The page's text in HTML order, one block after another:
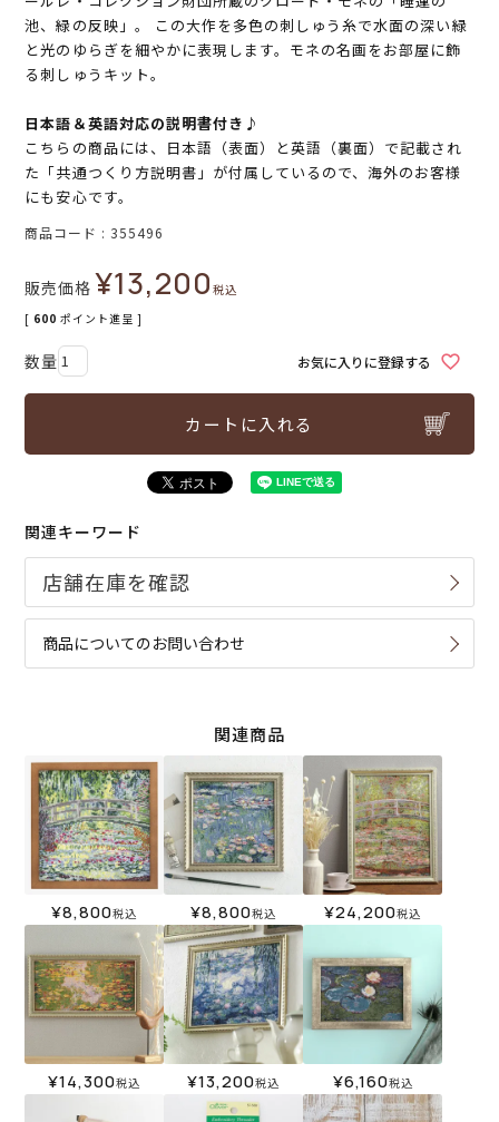
池、緑の反映」。 この大作を多色の刺しゅう糸で水面の深い緑
と光のゆらぎを細やかに表現します。モネの名画をお部屋に飾
る刺しゅうキット。
日本語＆英語対応の説明書付き♪
こちらの商品には、日本語（表面）と英語（裏面）で記載され
た「共通つくり方説明書」が付属しているので、海外のお客様
にも安心です。
商品コード 355496
販売価格 ¥13,200税込
[ 600 ポイント進呈 ]
お気に入りに登録する
カートに入れる
関連キーワード
商品についてのお問い合わせ
関連商品
¥8,800税込 ¥8,800税込 ¥24,200税込
¥14,300税込 ¥13,200税込 ¥6,160税込